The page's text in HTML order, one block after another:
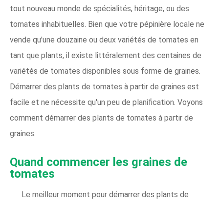
tout nouveau monde de spécialités, héritage, ou des
tomates inhabituelles. Bien que votre pépinière locale ne
vende qu'une douzaine ou deux variétés de tomates en
tant que plants, il existe littéralement des centaines de
variétés de tomates disponibles sous forme de graines.
Démarrer des plants de tomates à partir de graines est
facile et ne nécessite qu'un peu de planification. Voyons
comment démarrer des plants de tomates à partir de
graines.
Quand commencer les graines de
tomates
Le meilleur moment pour démarrer des plants de